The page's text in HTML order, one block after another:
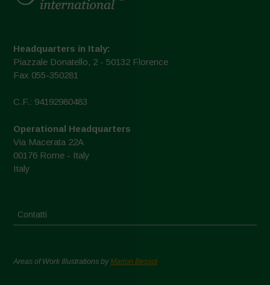
Headquarters in Italy:
Piazzale Donatello, 2 - 50132 Florence
Fax 055-350281
C.F.: 94192980483
Operational Headquarters
Via Macerata 22A
00176 Rome - Italy
Italy
Contatti
Areas of Work Illustrations byMarion Bessol